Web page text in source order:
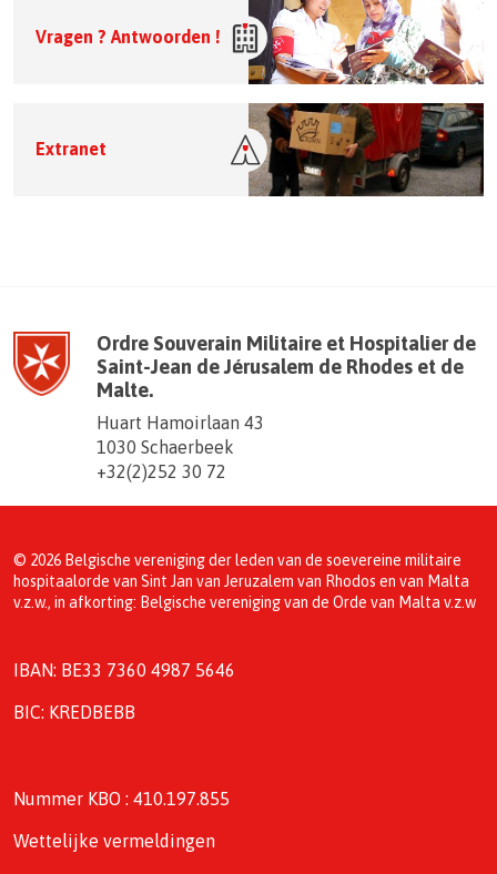
Vragen ? Antwoorden !
Extranet
Ordre Souverain Militaire et Hospitalier de
Saint-Jean de Jérusalem de Rhodes et de
Malte.
Huart Hamoirlaan 43
1030 Schaerbeek
+32(2)252 30 72
© 2026 Belgische vereniging der leden van de soevereine militaire
hospitaalorde van Sint Jan van Jeruzalem van Rhodos en van Malta
v.z.w., in afkorting: Belgische vereniging van de Orde van Malta v.z.w
IBAN: BE33 7360 4987 5646
BIC: KREDBEBB
Nummer KBO : 410.197.855
Wettelijke vermeldingen